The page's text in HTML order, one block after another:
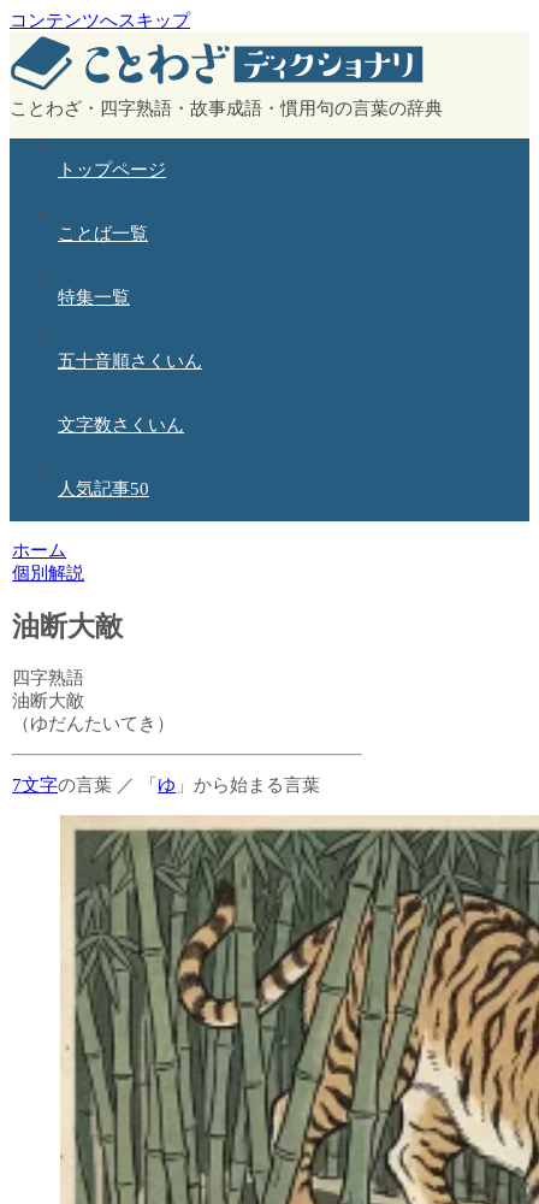
コンテンツへスキップ
ことわざ・四字熟語・故事成語・慣用句の言葉の辞典
トップページ
ことば一覧
特集一覧
五十音順さくいん
文字数さくいん
人気記事50
ホーム
個別解説
油断大敵
四字熟語
油断大敵
（ゆだんたいてき）
7文字の言葉 ／ 「 ゆ 」から始まる言葉